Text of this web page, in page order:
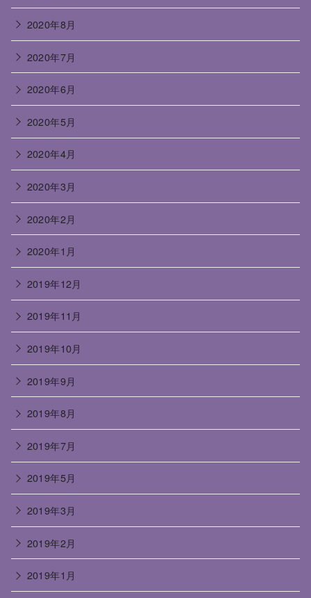
2020年8月
2020年7月
2020年6月
2020年5月
2020年4月
2020年3月
2020年2月
2020年1月
2019年12月
2019年11月
2019年10月
2019年9月
2019年8月
2019年7月
2019年5月
2019年3月
2019年2月
2019年1月